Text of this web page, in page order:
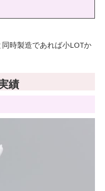
時製造であれば小LOTか
績